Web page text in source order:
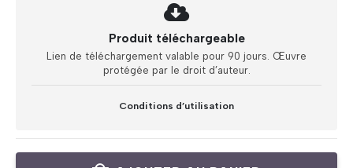
Produit téléchargeable
Lien de téléchargement valable pour 90 jours. Œuvre
protégée par le droit d’auteur.
Conditions d’utilisation